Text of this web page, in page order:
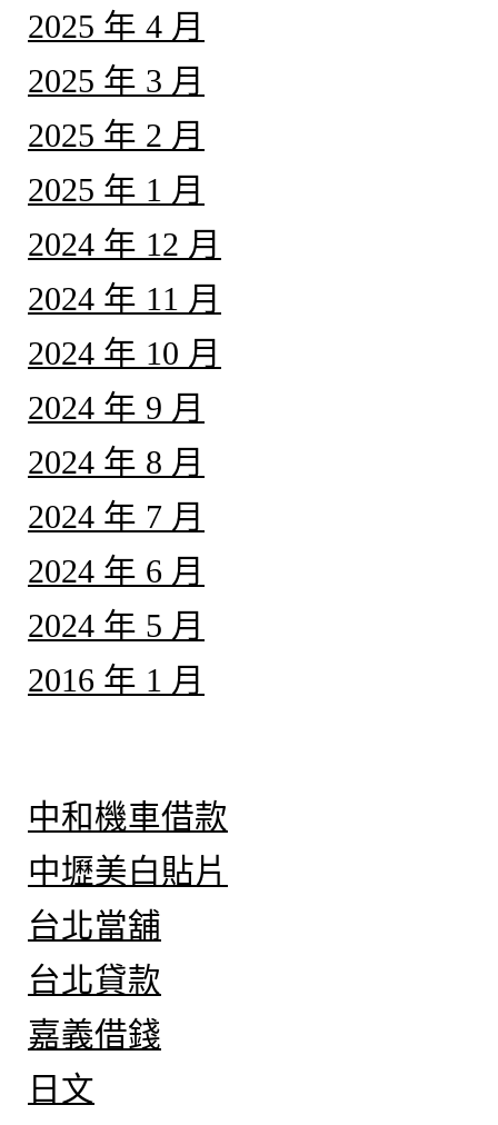
2025 年 4 月
2025 年 3 月
2025 年 2 月
2025 年 1 月
2024 年 12 月
2024 年 11 月
2024 年 10 月
2024 年 9 月
2024 年 8 月
2024 年 7 月
2024 年 6 月
2024 年 5 月
2016 年 1 月
中和機車借款
中壢美白貼片
台北當舖
台北貸款
嘉義借錢
日文